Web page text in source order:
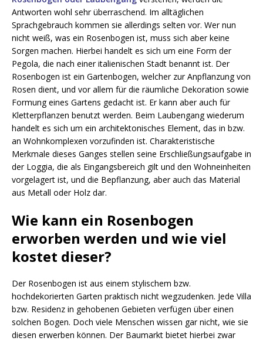
Antworten wohl sehr überraschend. Im alltäglichen
Sprachgebrauch kommen sie allerdings selten vor. Wer nun
nicht weiß, was ein Rosenbogen ist, muss sich aber keine
Sorgen machen. Hierbei handelt es sich um eine Form der
Pegola, die nach einer italienischen Stadt benannt ist. Der
Rosenbogen ist ein Gartenbogen, welcher zur Anpflanzung von
Rosen dient, und vor allem für die räumliche Dekoration sowie
Formung eines Gartens gedacht ist. Er kann aber auch für
Kletterpflanzen benutzt werden. Beim Laubengang wiederum
handelt es sich um ein architektonisches Element, das in bzw.
an Wohnkomplexen vorzufinden ist. Charakteristische
Merkmale dieses Ganges stellen seine Erschließungsaufgabe in
der Loggia, die als Eingangsbereich gilt und den Wohneinheiten
vorgelagert ist, und die Bepflanzung, aber auch das Material
aus Metall oder Holz dar.
Wie kann ein Rosenbogen
erworben werden und wie viel
kostet dieser?
Der Rosenbogen ist aus einem stylischem bzw.
hochdekorierten Garten praktisch nicht wegzudenken. Jede Villa
bzw. Residenz in gehobenen Gebieten verfügen über einen
solchen Bogen. Doch viele Menschen wissen gar nicht, wie sie
diesen erwerben können. Der Baumarkt bietet hierbei zwar